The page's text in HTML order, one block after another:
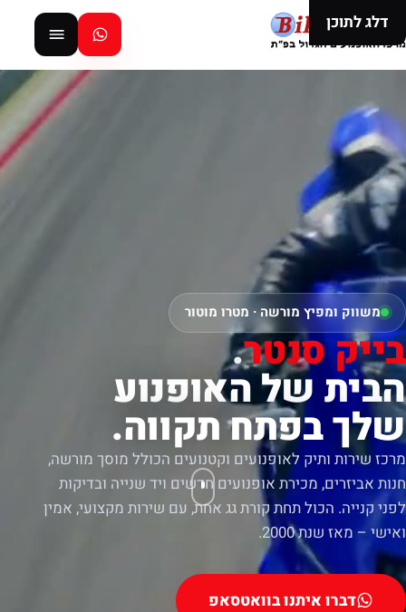
דלג לתוכן
משווק ומפיץ מורשה · מטרו מוטור
בייק סנטר.
הבית של האופנוע
שלך בפתח תקווה.
מרכז שירות ותיק לאופנועים וקטנועים הכולל מוסך מורשה,
חנות אביזרים, מכירת אופנועים חדשים ויד שנייה ובדיקות
לפני קנייה. הכול תחת קורת גג אחת, עם שירות מקצועי, אמין
ואישי – מאז שנת 2000.
דברו איתנו בוואטסאפ